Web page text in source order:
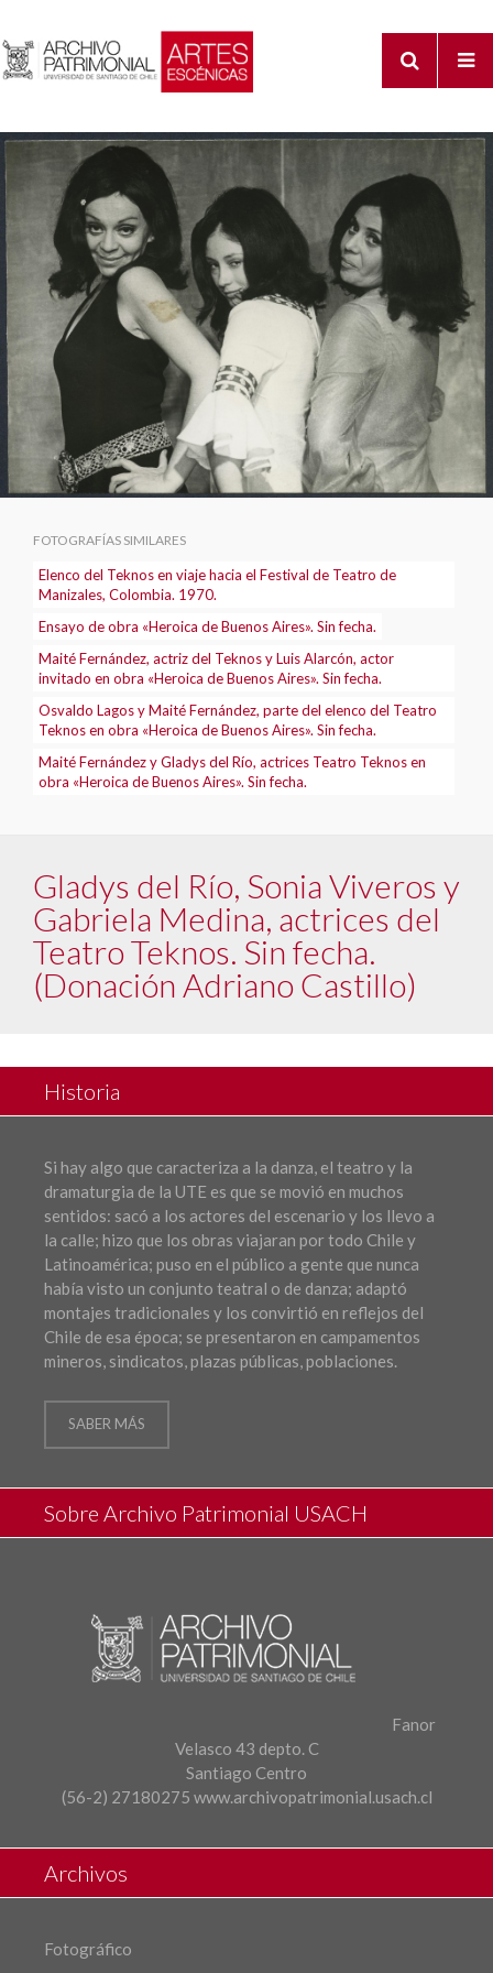
FOTOGRAFÍAS SIMILARES
Elenco del Teknos en viaje hacia el Festival de Teatro de
Manizales, Colombia. 1970.
Ensayo de obra «Heroica de Buenos Aires». Sin fecha.
Maité Fernández, actriz del Teknos y Luis Alarcón, actor
invitado en obra «Heroica de Buenos Aires». Sin fecha.
Osvaldo Lagos y Maité Fernández, parte del elenco del Teatro
Teknos en obra «Heroica de Buenos Aires». Sin fecha.
Maité Fernández y Gladys del Río, actrices Teatro Teknos en
obra «Heroica de Buenos Aires». Sin fecha.
Gladys del Río, Sonia Viveros y
Gabriela Medina, actrices del
Teatro Teknos. Sin fecha.
(Donación Adriano Castillo)
Historia
Si hay algo que caracteriza a la danza, el teatro y la
dramaturgia de la UTE es que se movió en muchos
sentidos: sacó a los actores del escenario y los llevo a
la calle; hizo que los obras viajaran por todo Chile y
Latinoamérica; puso en el público a gente que nunca
había visto un conjunto teatral o de danza; adaptó
montajes tradicionales y los convirtió en reflejos del
Chile de esa época; se presentaron en campamentos
mineros, sindicatos, plazas públicas, poblaciones.
SABER MÁS
Sobre Archivo Patrimonial USACH
Fanor
Velasco 43 depto. C
Santiago Centro
(56-2) 27180275 www.archivopatrimonial.usach.cl
Archivos
Fotográfico